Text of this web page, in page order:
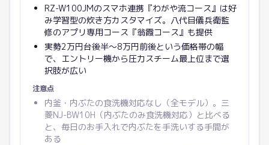
RZ-W100JMのスマホ連携『わがや流コース』は好
み学習型の炊き方カスタマイズ。八代目儀兵衛監
修のアプリ専用コース『翁霞コース』も提供
実勢2万円台後半〜8万円前後という価格帯の幅
で、エントリー機から圧力スチーム最上位まで選
択肢が広い
注意点
内釜・内ぶたの食洗機対応なし（全モデル）。三
菱NJ-BW10H（内ぶたのみ食洗機対応）と比べる
と、毎日のお手入れで内ぶたを手洗いする手間が
ある